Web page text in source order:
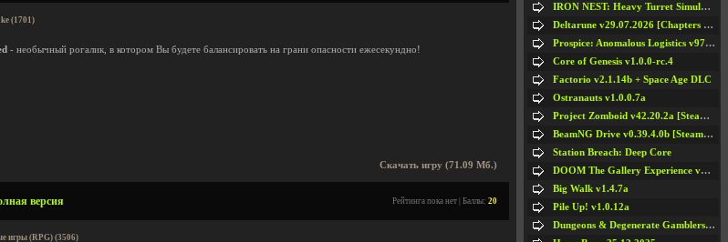
(1701)
- необычный рогалик, в котором Вы будете балансировать на грани опасности ежесекундно!
Скачать игру (71.09 Мб.)
версия Рейтинга пока нет | Баллы: 20
игры (RPG) (3506)
IRON NEST: Heavy Turret Simulator v1.0a
Deltarune v29.07.2026 [Chapters 1-5] / + RUS [Chapters 1-5]
Prospice: Anomalous Logistics v97 [Playtest]
Core of Genesis v1.0.0-rc.4
Factorio v2.1.14b + Space Age DLC
Ostranauts v1.0.0.7a
Project Zomboid v42.20.2a [Steam Early Access]
BeamNG Drive v0.39.4.0b [Steam Early Access]
Station Breach: Deep Core
DOOM The Gallery Experience v1.4.2
Big Walk v1.4.7a
Pile Up! v1.0.12a
Dungeons & Degenerate Gamblers v2.0.2a